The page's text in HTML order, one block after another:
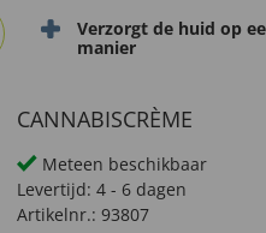
Verzorgt de huid op
manier
CANNABISCRÈME
Meteen beschikbaar
Levertijd: 4 - 6 dagen
Artikelnr.: 93807